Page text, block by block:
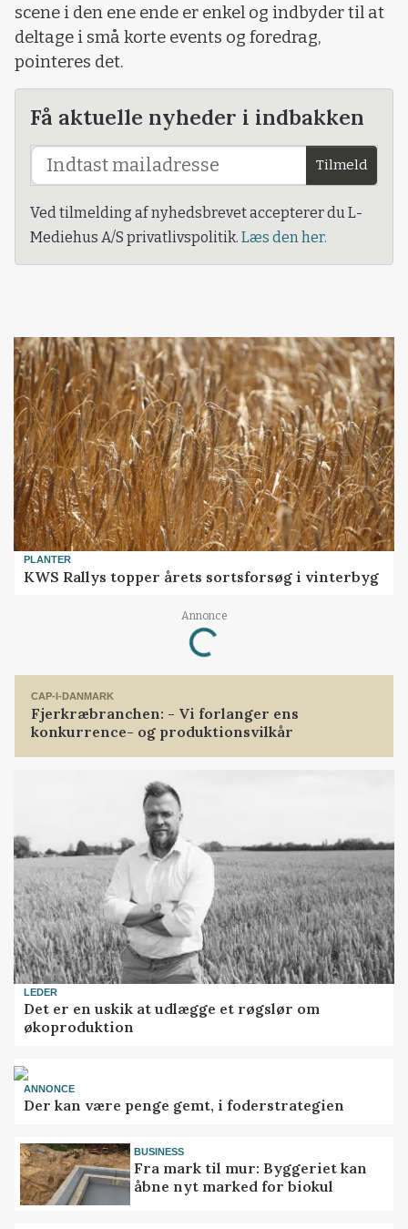
scene i den ene ende er enkel og indbyder til at
deltage i små korte events og foredrag,
pointeres det.
Få aktuelle nyheder i indbakken
Tilmeld
Ved tilmelding af nyhedsbrevet accepterer du L-
Mediehus A/S privatlivspolitik. Læs den her.
PLANTER
KWS Rallys topper årets sortsforsøg i vinterbyg
Annonce
Loading...
CAP-I-DANMARK
Fjerkræbranchen: - Vi forlanger ens
konkurrence- og produktionsvilkår
LEDER
Det er en uskik at udlægge et røgslør om
økoproduktion
ANNONCE
Der kan være penge gemt, i foderstrategien
BUSINESS
Fra mark til mur: Byggeriet kan
åbne nyt marked for biokul